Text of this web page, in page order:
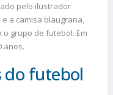
pelo ilustrador
a camisa blaugrana,
grupo de futebol. Em
anos.
do futebol